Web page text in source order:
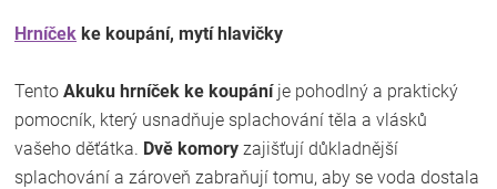
Hrníček ke koupání, mytí hlavičky
Tento Akuku hrníček ke koupáníje pohodlný a praktický
pomocník, který usnadňuje splachování těla a vlásků
vašeho děťátka. Dvě komory zajišťují důkladnější
splachování a zároveň zabraňují tomu, aby se voda dostala